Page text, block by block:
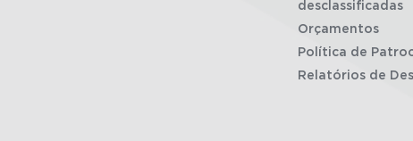
desclassificadas
Orçamentos
Política de
Relatórios de